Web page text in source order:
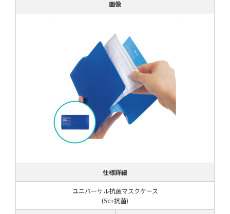
画像
仕様詳細
ユニバーサル抗菌マスクケース
(5c+抗菌)